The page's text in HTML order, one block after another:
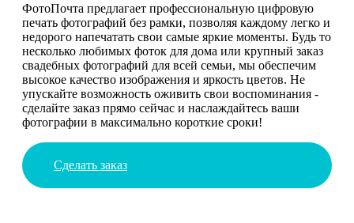
ФотоПочта предлагает профессиональную цифровую
печать фотографий без рамки, позволяя каждому легко и
недорого напечатать свои самые яркие моменты. Будь то
несколько любимых фоток для дома или крупный заказ
свадебных фотографий для всей семьи, мы обеспечим
высокое качество изображения и яркость цветов. Не
упускайте возможность оживить свои воспоминания -
сделайте заказ прямо сейчас и наслаждайтесь ваши
фотографии в максимально короткие сроки!
Сделать заказ